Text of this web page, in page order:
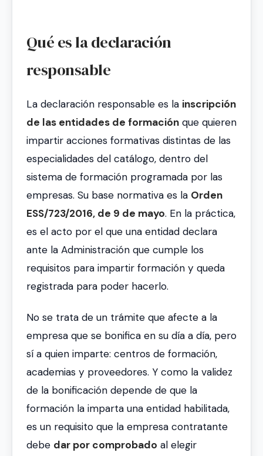
Qué es la declaración
responsable
La declaración responsable es la inscripción
de las entidades de formación que quieren
impartir acciones formativas distintas de las
especialidades del catálogo, dentro del
sistema de formación programada por las
empresas. Su base normativa es la Orden
ESS/723/2016, de 9 de mayo. En la práctica,
es el acto por el que una entidad declara
ante la Administración que cumple los
requisitos para impartir formación y queda
registrada para poder hacerlo.
No se trata de un trámite que afecte a la
empresa que se bonifica en su día a día, pero
sí a quien imparte: centros de formación,
academias y proveedores. Y como la validez
de la bonificación depende de que la
formación la imparta una entidad habilitada,
es un requisito que la empresa contratante
debe dar por comprobado al elegir